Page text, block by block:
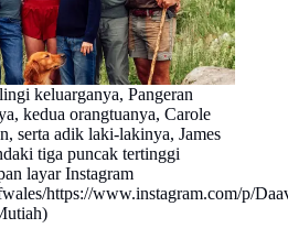
keluarganya, Pangeran
kedua orangtuanya, Carole
serta adik laki-lakinya, James
tiga puncak tertinggi
layar Instagram
https://www.instagram.com/p/